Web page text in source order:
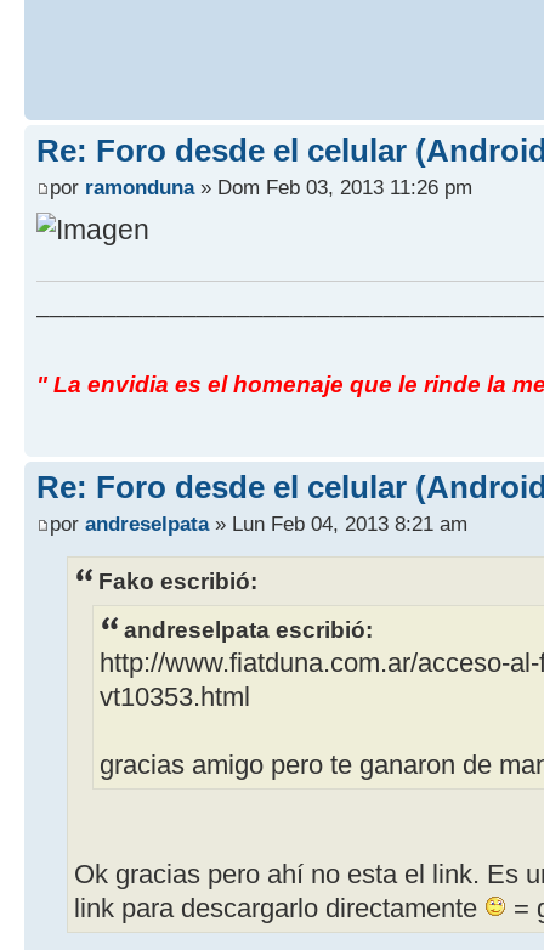
Re: Foro desde el celular
por ramonduna» Dom Feb 03, 2013 11:26 pm
" La envidia es el homenaje que le rinde la
Re: Foro desde el celular
por andreselpata» Lun Feb 04, 2013 8:21 am
Fako escribió:
andreselpata escribió:
http://www.fiatduna.com.ar/acceso-
vt10353.html
gracias amigo pero te ganaron de
Ok gracias pero ahí no esta el link. Es
link para descargarlo directamente
=